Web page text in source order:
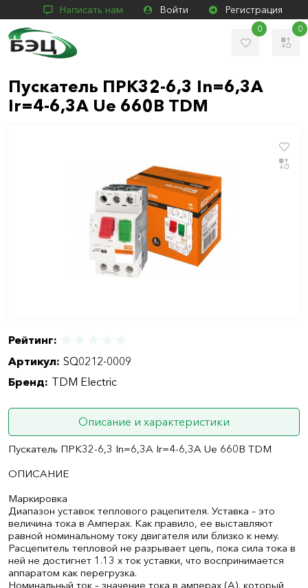
Написать нам Войти Регистрация
0 0
Пускатель ПРК32-6,3 In=6,3A
Ir=4-6,3А Ue 660В TDM
Рейтинг:
Артикул: SQ0212-0009
Бренд: TDM Electric
Описание и характеристики
Пускатель ПРК32-6,3 In=6,3A Ir=4-6,3А Ue 660В TDM
ОПИСАНИЕ
Маркировка
Диапазон уставок теплового рацепителя. Уставка – это
величина тока в Амперах. Как правило, ее выставляют
равной номинальному току двигателя или близко к нему.
Расцепитель тепловой не разрывает цепь, пока сила тока в
ней не достигнет 1.13 х ток уставки, что воспринимается
аппаратом как перегрузка.
Номинальный ток – значение тока в амперах (А), который